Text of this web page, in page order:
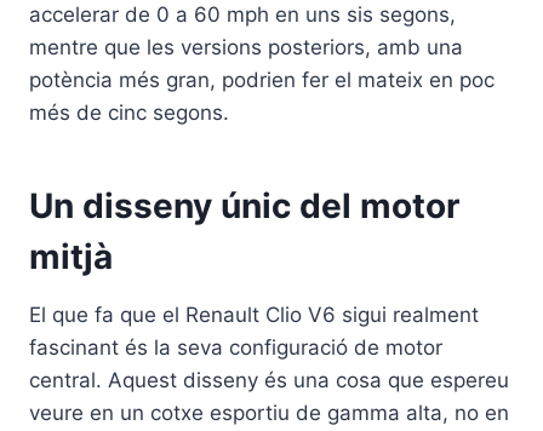
accelerar de 0 a 60 mph en uns sis segons,
mentre que les versions posteriors, amb una
potència més gran, podrien fer el mateix en poc
més de cinc segons.
Un disseny únic del motor
mitjà
El que fa que el Renault Clio V6 sigui realment
fascinant és la seva configuració de motor
central. Aquest disseny és una cosa que espereu
veure en un cotxe esportiu de gamma alta, no en